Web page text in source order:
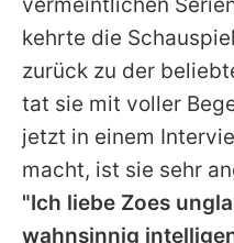
App
kehrte die
zurück zu der
tat sie mit voller
jetzt in einem
macht, ist sie sehr
"Ich liebe Zoes
wahnsinnig